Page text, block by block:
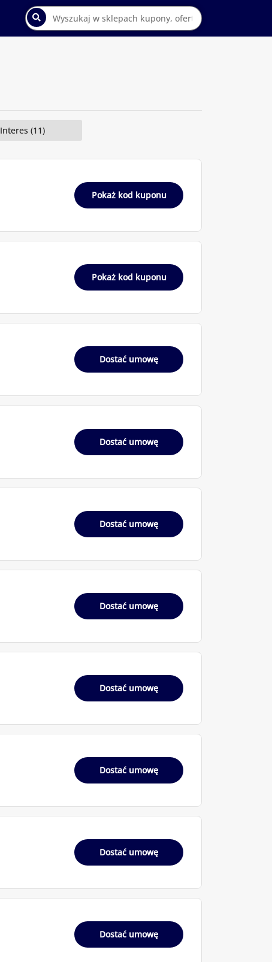
Interes (11)
Pokaż kod kuponu
Pokaż kod kuponu
Dostać umowę
Dostać umowę
Dostać umowę
Dostać umowę
Dostać umowę
Dostać umowę
Dostać umowę
Dostać umowę